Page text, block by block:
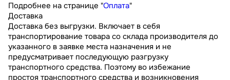
Подробнее на странице "Оплата"
Доставка
Доставка без выгрузки. Включает в себя
транспортирование товара со склада производителя до
указанного в заявке места назначения и не
предусматривает последующую разгрузку
транспортного средства. Поэтому во избежание
простоя транспортного средства и возникновения